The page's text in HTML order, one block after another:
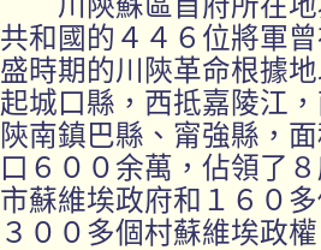
共和國的４４６位將軍
盛時期的川陝革命根據
起城口縣，西抵嘉陵江
陝南鎮巴縣、甯強縣，
口６００余萬，佔領了
市蘇維埃政府和１６０
３００多個村蘇維埃政